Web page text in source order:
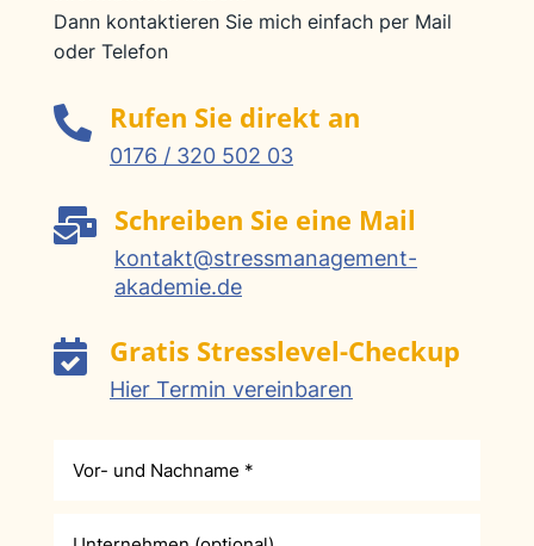
Dann kontaktieren Sie mich einfach per Mail
oder Telefon
 Rufen Sie direkt an
0176 / 320 502 03
 Schreiben Sie eine Mail
kontakt@stressmanagement-
akademie.de
 Gratis Stresslevel-Checkup
Hier Termin vereinbaren